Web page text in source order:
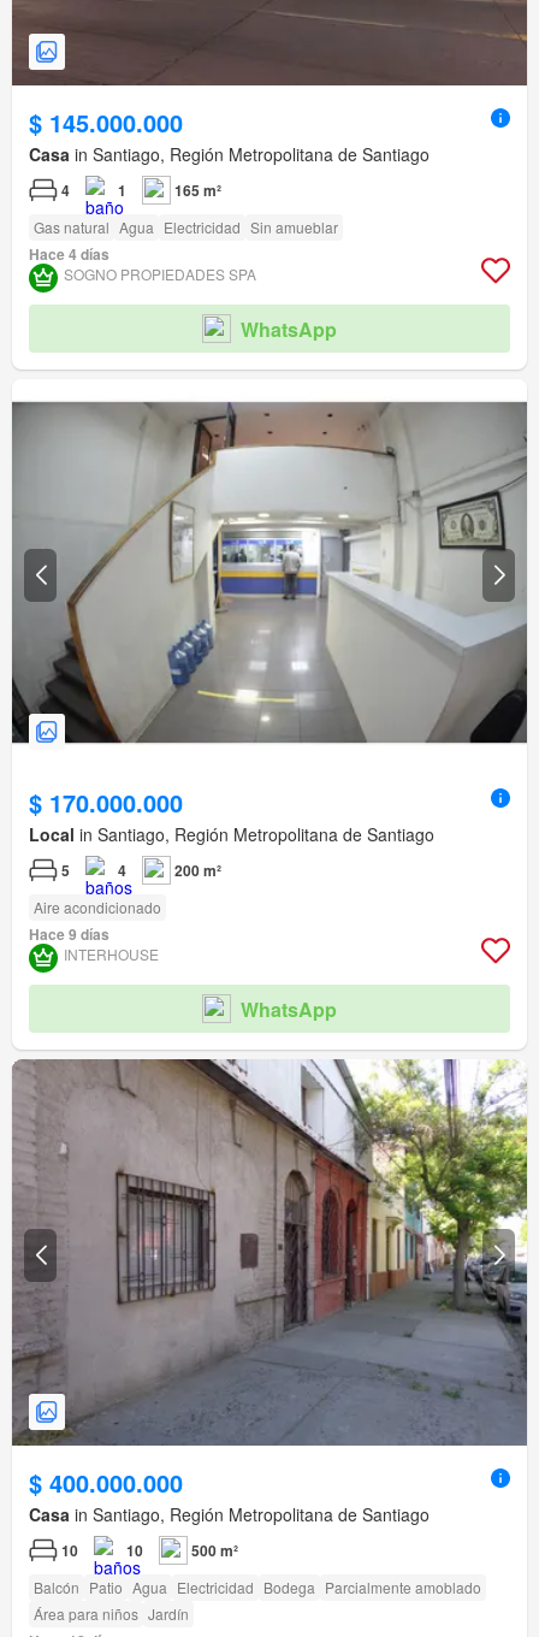
$ 145.000.000
Casa in Santiago, Región Metropolitana de Santiago
4 1 165 m²
Gas natural Agua Electricidad Sin amueblar
Hace 4 días
SOGNO PROPIEDADES SPA
WhatsApp
$ 170.000.000
Local in Santiago, Región Metropolitana de Santiago
5 4 200 m²
Aire acondicionado
Hace 9 días
INTERHOUSE
WhatsApp
$ 400.000.000
Casa in Santiago, Región Metropolitana de Santiago
10 10 500 m²
Balcón Patio Agua Electricidad Bodega Parcialmente amoblado
Área para niños Jardín